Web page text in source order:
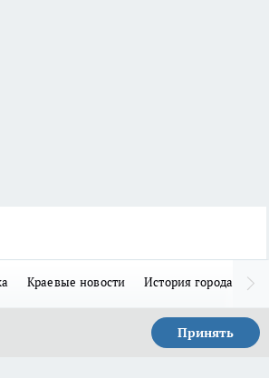
Краевые новости История города Н
Принять